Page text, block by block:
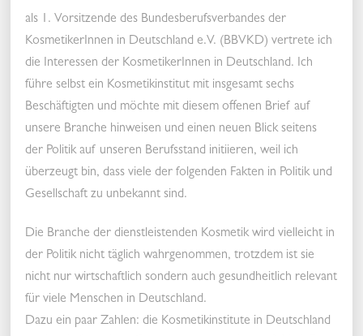
als 1. Vorsitzende des Bundesberufsverbandes der
KosmetikerInnen in Deutschland e.V. (BBVKD) vertrete ich
die Interessen der KosmetikerInnen in Deutschland. Ich
führe selbst ein Kosmetikinstitut mit insgesamt sechs
Beschäftigten und möchte mit diesem offenen Brief auf
unsere Branche hinweisen und einen neuen Blick seitens
der Politik auf unseren Berufsstand initiieren, weil ich
überzeugt bin, dass viele der folgenden Fakten in Politik und
Gesellschaft zu unbekannt sind.
Die Branche der dienstleistenden Kosmetik wird vielleicht in
der Politik nicht täglich wahrgenommen, trotzdem ist sie
nicht nur wirtschaftlich sondern auch gesundheitlich relevant
für viele Menschen in Deutschland.
Dazu ein paar Zahlen: die Kosmetikinstitute in Deutschland